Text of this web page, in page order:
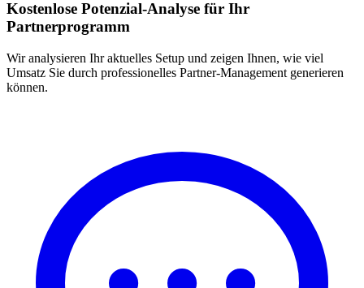
Kostenlose Potenzial-Analyse für Ihr
Partnerprogramm
Wir analysieren Ihr aktuelles Setup und zeigen Ihnen, wie viel
Umsatz Sie durch professionelles Partner-Management generieren
können.